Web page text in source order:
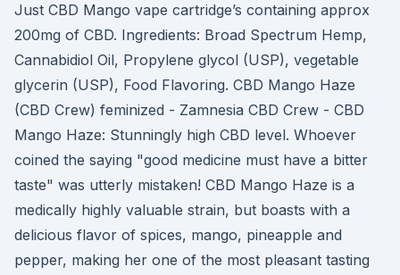
Just CBD Mango vape cartridge’s containing approx
200mg of CBD. Ingredients: Broad Spectrum Hemp,
Cannabidiol Oil, Propylene glycol (USP), vegetable
glycerin (USP), Food Flavoring. CBD Mango Haze
(CBD Crew) feminized - Zamnesia CBD Crew - CBD
Mango Haze: Stunningly high CBD level. Whoever
coined the saying "good medicine must have a bitter
taste" was utterly mistaken! CBD Mango Haze is a
medically highly valuable strain, but boasts with a
delicious flavor of spices, mango, pineapple and
pepper, making her one of the most pleasant tasting